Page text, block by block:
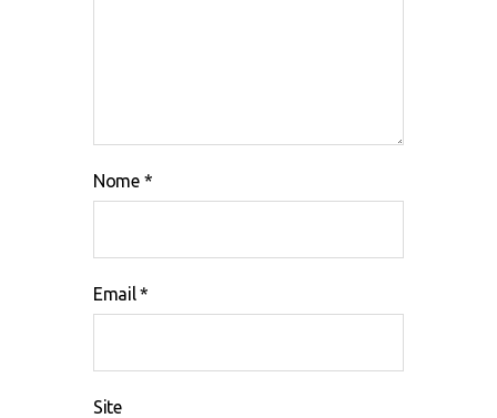
Nome *
Email*
Site